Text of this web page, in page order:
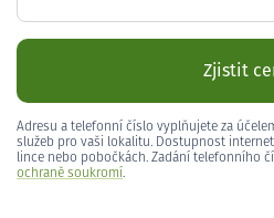
Zjistit
Adresu a telefonní číslo vyplňujete za
služeb pro vaši lokalitu. Dostupnost
lince nebo pobočkách. Zadání telefonního
ochraně soukromí.